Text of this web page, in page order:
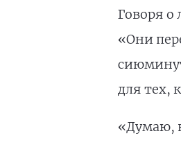
Говоря о
«Они
для тех,
«Думаю,